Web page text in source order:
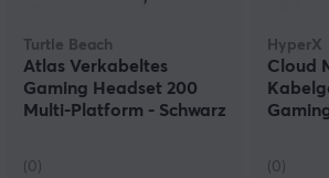
Turtle Beach
Atlas Verkabeltes
Gaming Headset 200
Multi-Platform - Schwarz
(0)
HyperX
Cloud
(0)